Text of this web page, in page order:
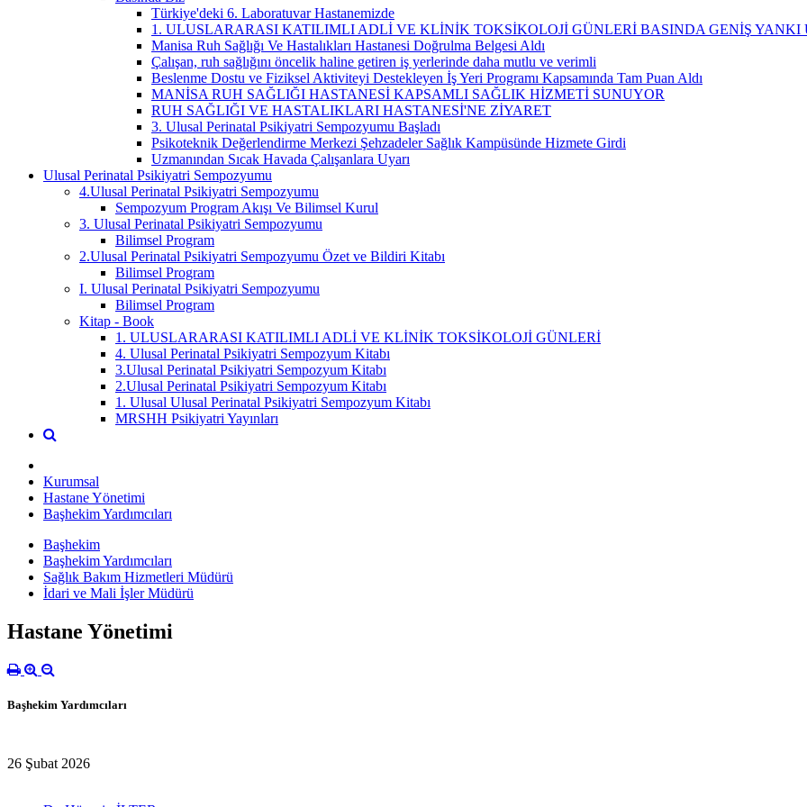
Türkiye'deki 6. Laboratuvar Hastanemizde
1. ULUSLARARASI KATILIMLI ADLİ VE KLİNİK TOKSİKOLOJİ GÜNLERİ BASINDA GENİŞ YANKI
Manisa Ruh Sağlığı Ve Hastalıkları Hastanesi Doğrulma Belgesi Aldı
Çalışan, ruh sağlığını öncelik haline getiren iş yerlerinde daha mutlu ve verimli
Beslenme Dostu ve Fiziksel Aktiviteyi Destekleyen İş Yeri Programı Kapsamında Tam Puan Aldı
MANİSA RUH SAĞLIĞI HASTANESİ KAPSAMLI SAĞLIK HİZMETİ SUNUYOR
RUH SAĞLIĞI VE HASTALIKLARI HASTANESİ'NE ZİYARET
3. Ulusal Perinatal Psikiyatri Sempozyumu Başladı
Psikoteknik Değerlendirme Merkezi Şehzadeler Sağlık Kampüsünde Hizmete Girdi
Uzmanından Sıcak Havada Çalışanlara Uyarı
Ulusal Perinatal Psikiyatri Sempozyumu
4.Ulusal Perinatal Psikiyatri Sempozyumu
Sempozyum Program Akışı Ve Bilimsel Kurul
3. Ulusal Perinatal Psikiyatri Sempozyumu
Bilimsel Program
2.Ulusal Perinatal Psikiyatri Sempozyumu Özet ve Bildiri Kitabı
Bilimsel Program
I. Ulusal Perinatal Psikiyatri Sempozyumu
Bilimsel Program
Kitap - Book
1. ULUSLARARASI KATILIMLI ADLİ VE KLİNİK TOKSİKOLOJİ GÜNLERİ
4. Ulusal Perinatal Psikiyatri Sempozyum Kitabı
3.Ulusal Perinatal Psikiyatri Sempozyum Kitabı
2.Ulusal Perinatal Psikiyatri Sempozyum Kitabı
1. Ulusal Ulusal Perinatal Psikiyatri Sempozyum Kitabı
MRSHH Psikiyatri Yayınları
Kurumsal
Hastane Yönetimi
Başhekim Yardımcıları
Başhekim
Başhekim Yardımcıları
Sağlık Bakım Hizmetleri Müdürü
İdari ve Mali İşler Müdürü
Hastane Yönetimi
Başhekim Yardımcıları
26 Şubat 2026